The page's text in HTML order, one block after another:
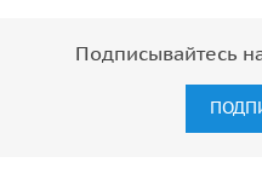
Подписывайтесь